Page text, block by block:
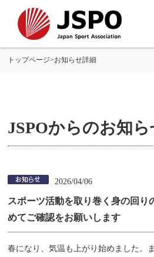
トップページ>お知らせ詳細
JSPOからのお知ら
2026/04/06
スポーツ活動を取り巻く身の回り
めてご確認をお願いします
春になり、気温も上がり始めました。